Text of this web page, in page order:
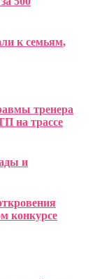
к семьям,
тренера
на трассе
и
конкурсе